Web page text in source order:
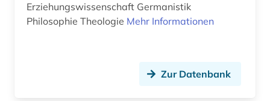
deutsche film ag (1)
Erziehungswissenschaft Germanistik
Philosophie Theologie Mehr Informationen
Zur Datenbank